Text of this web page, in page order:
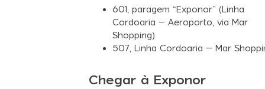
601, paragem “Exponor” (Linha
Cordoaria – Aeroporto, via Mar
Shopping)
507, Linha Cordoaria – Mar
Chegar à Exponor